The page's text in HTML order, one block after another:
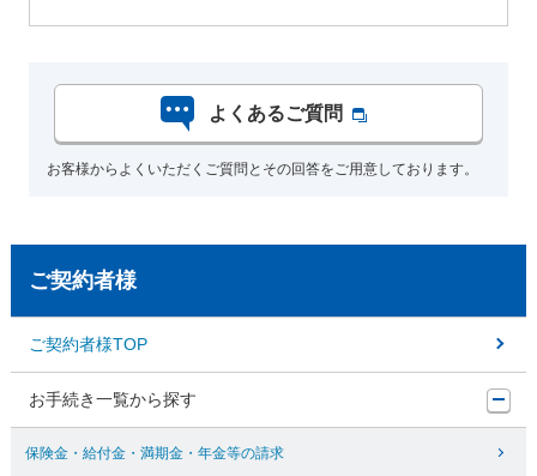
よくあるご質問
お客様からよくいただくご質問とその回答をご用意しております。
ご契約者様
ご契約者様TOP
お手続き一覧から探す
保険金・給付金・満期金・年金等の請求